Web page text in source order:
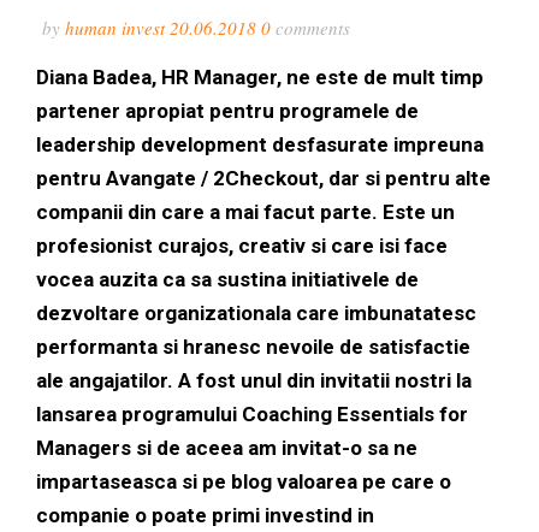
byhuman invest20.06.2018 0comments
Diana Badea, HR Manager, ne este de mult timp
partener apropiat pentru programele de
leadership development desfasurate impreuna
pentru Avangate / 2Checkout, dar si pentru alte
companii din care a mai facut parte. Este un
profesionist curajos, creativ si care isi face
vocea auzita ca sa sustina initiativele de
dezvoltare organizationala care imbunatatesc
performanta si hranesc nevoile de satisfactie
ale angajatilor. A fost unul din invitatii nostri la
lansarea programului Coaching Essentials for
Managers si de aceea am invitat-o sa ne
impartaseasca si pe blog valoarea pe care o
companie o poate primi investind in